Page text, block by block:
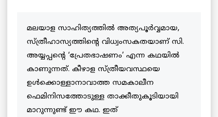
മലയാള സാഹിത്യത്തിൽ അത്യപൂര്‍വ്വമായ,
സ്ത്രീഹാസ്യത്തിന്‍റെ വിധ്വംസകതയാണ് സി.
അയ്യപ്പന്റെ ‘പ്രേതഭാഷണം’ എന്ന കഥയിൽ
കാണുന്നത്. കീഴാള സ്ത്രീയവസ്ഥയെ
ഉൾക്കൊള്ളാനാവാത്ത സമകാലീന
ഫെമിനിസത്തോടുള്ള താക്കീതുകൂടിയായി
മാറുന്നുണ്ട് ഈ കഥ. ഇത്